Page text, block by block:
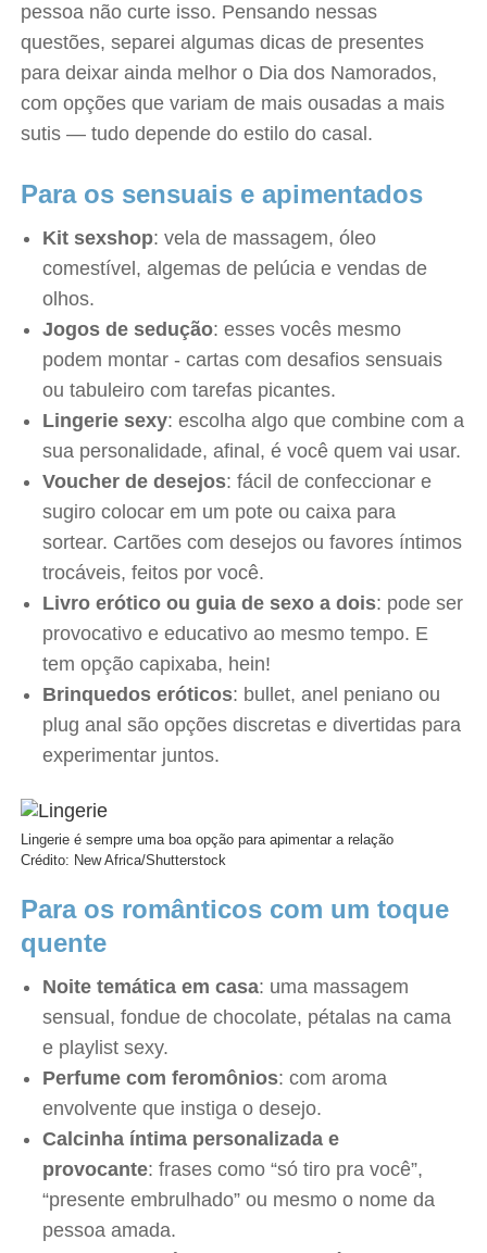
pessoa não curte isso. Pensando nessas
questões, separei algumas dicas de presentes
para deixar ainda melhor o Dia dos Namorados,
com opções que variam de mais ousadas a mais
sutis — tudo depende do estilo do casal.
Para os sensuais e apimentados
Kit sexshop: vela de massagem, óleo
comestível, algemas de pelúcia e vendas de
olhos.
Jogos de sedução: esses vocês mesmo
podem montar - cartas com desafios sensuais
ou tabuleiro com tarefas picantes.
Lingerie sexy: escolha algo que combine com a
sua personalidade, afinal, é você quem vai usar.
Voucher de desejos: fácil de confeccionar e
sugiro colocar em um pote ou caixa para
sortear. Cartões com desejos ou favores íntimos
trocáveis, feitos por você.
Livro erótico ou guia de sexo a dois: pode ser
provocativo e educativo ao mesmo tempo. E
tem opção capixaba, hein!
Brinquedos eróticos: bullet, anel peniano ou
plug anal são opções discretas e divertidas para
experimentar juntos.
Lingerie é sempre uma boa opção para apimentar a relação
Crédito: New Africa/Shutterstock
Para os românticos com um toque
quente
Noite temática em casa: uma massagem
sensual, fondue de chocolate, pétalas na cama
e playlist sexy.
Perfume com feromônios: com aroma
envolvente que instiga o desejo.
Calcinha íntima personalizada e
provocante: frases como “só tiro pra você”,
“presente embrulhado” ou mesmo o nome da
pessoa amada.